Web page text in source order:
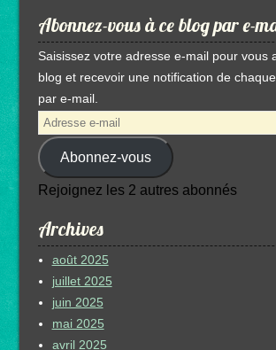
Abonnez-vous à ce blog par e-
Saisissez votre adresse e-mail pour vous
blog et recevoir une notification de
par e-mail.
Adresse
e-
mail Abonnez-vous
Rejoignez les 2 autres abonnés
Archives
août 2025
juillet 2025
juin 2025
mai 2025
avril 2025